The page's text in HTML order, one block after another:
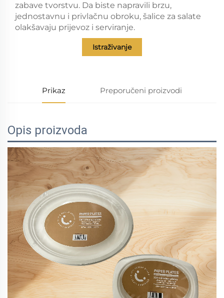
zabave tvorstvu. Da biste napravili brzu,
jednostavnu i privlačnu obroku, šalice za salate
olakšavaju prijevoz i serviranje.
Istraživanje
Prikaz Preporučeni proizvodi
Opis proizvoda